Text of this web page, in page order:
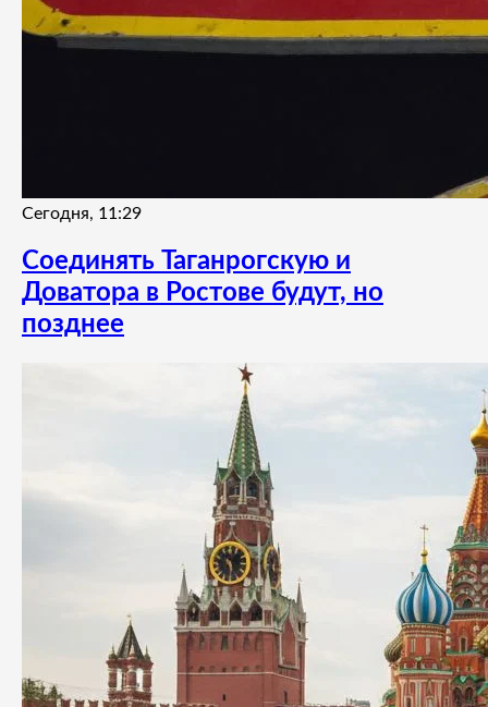
Сегодня, 11:29
Соединять Таганрогскую и
Доватора в Ростове будут, но
позднее